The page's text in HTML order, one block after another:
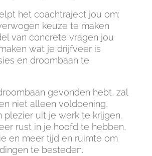
het coachtraject jou om:
keuze te maken
van concrete vragen jou
wat je drijfveer is
en droombaan te
gevonden hebt, zal
niet alleen voldoening,
plezier uit je werk te krijgen.
rust in je hoofd te hebben,
en meer tijd en ruimte om
te besteden.